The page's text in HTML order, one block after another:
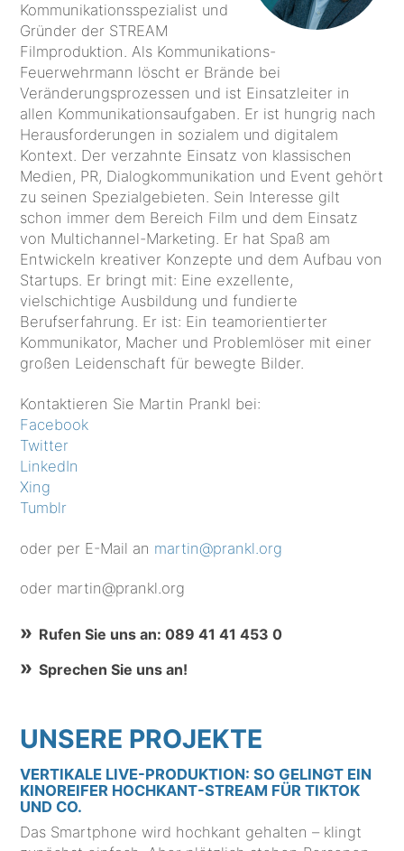
Kommunikationsspezialist und
Gründer der STREAM
Filmproduktion. Als Kommunikations-
Feuerwehrmann löscht er Brände bei
Veränderungsprozessen und ist Einsatzleiter in
allen Kommunikationsaufgaben. Er ist hungrig nach
Herausforderungen in sozialem und digitalem
Kontext. Der verzahnte Einsatz von klassischen
Medien, PR, Dialogkommunikation und Event gehört
zu seinen Spezialgebieten. Sein Interesse gilt
schon immer dem Bereich Film und dem Einsatz
von Multichannel-Marketing. Er hat Spaß am
Entwickeln kreativer Konzepte und dem Aufbau von
Startups. Er bringt mit: Eine exzellente,
vielschichtige Ausbildung und fundierte
Berufserfahrung. Er ist: Ein teamorientierter
Kommunikator, Macher und Problemlöser mit einer
großen Leidenschaft für bewegte Bilder.
Kontaktieren Sie Martin Prankl bei:
Facebook
Twitter
LinkedIn
Xing
Tumblr
oder per E-Mail an martin@prankl.org
oder martin@prankl.org
Rufen Sie uns an: 089 41 41 453 0
Sprechen Sie uns an!
UNSERE PROJEKTE
VERTIKALE LIVE-PRODUKTION: SO GELINGT EIN
KINOREIFER HOCHKANT-STREAM FÜR TIKTOK
UND CO.
Das Smartphone wird hochkant gehalten – klingt